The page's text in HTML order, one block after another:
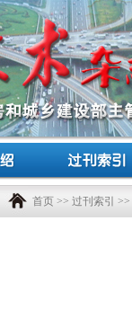
首页 >> 过刊索引 >>